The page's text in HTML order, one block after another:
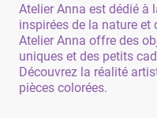
Atelier Anna est dédié
inspirées de la nature et
Atelier Anna offre des
uniques et des petits
Découvrez la réalité
pièces colorées.